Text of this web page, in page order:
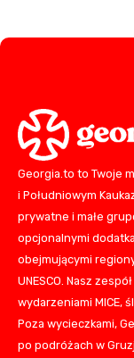
Georgia.to to Twoje
i Południowym
prywatne i małe
opcjonalnymi
obejmującymi
UNESCO. Nasz
wydarzeniami MICE,
Poza wycieczkami,
po podróżach w